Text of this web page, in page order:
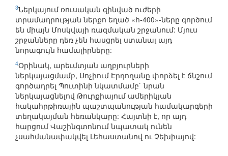
3Ներկայում ռուսական զինված ուժերի
տրամադրության ներքո եղած «հ-400»-ները գործում
են միայն Մոսկվայի ռազմական շրջանում: Մյուս
շրջանները դեռ չեն հասցրել ստանալ այդ
նորագույն համալիրները:
4Օրինակ, արեւմտյան աղբյուրների
ներկայացմամբ, Սոչիում Էրդողանը փորձել է ճնշում
գործադրել Պուտինի նկատմամբ` նրան
ներկայացնելով Թուրքիայում ամերիկյան
հակահրթիռային պաշտպանության համակարգերի
տեղակայման հեռանկարը: Հայտնի է, որ այդ
հարցում Վաշինգտոնում նպատակ ունեն
չսահմանափակվել Լեհաստանով ու Չեխիայով: